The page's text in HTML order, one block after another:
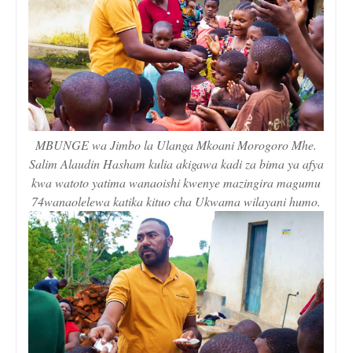
MBUNGE wa Jimbo la Ulanga Mkoani Morogoro Mhe.
Salim Alaudin Hasham kulia akigawa kadi za bima ya afya
kwa watoto yatima wanaoishi kwenye mazingira magumu
74wanaolelewa katika kituo cha Ukwama wilayani humo.